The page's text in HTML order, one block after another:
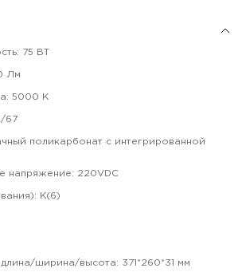
: 75 ВТ
Лм
: 5000 К
67
поликарбонат с интегрированной
напряжение: 220VDC
: К(6)
ширина/высота: 371*260*31 мм